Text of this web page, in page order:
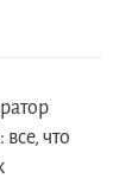
что